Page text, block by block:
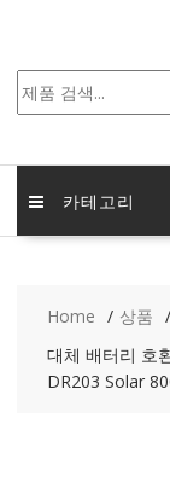
카테고리
Home
상품
대체 배터리 호
DR203 Solar